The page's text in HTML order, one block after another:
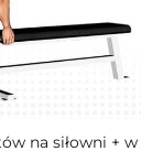
na siłowni + w